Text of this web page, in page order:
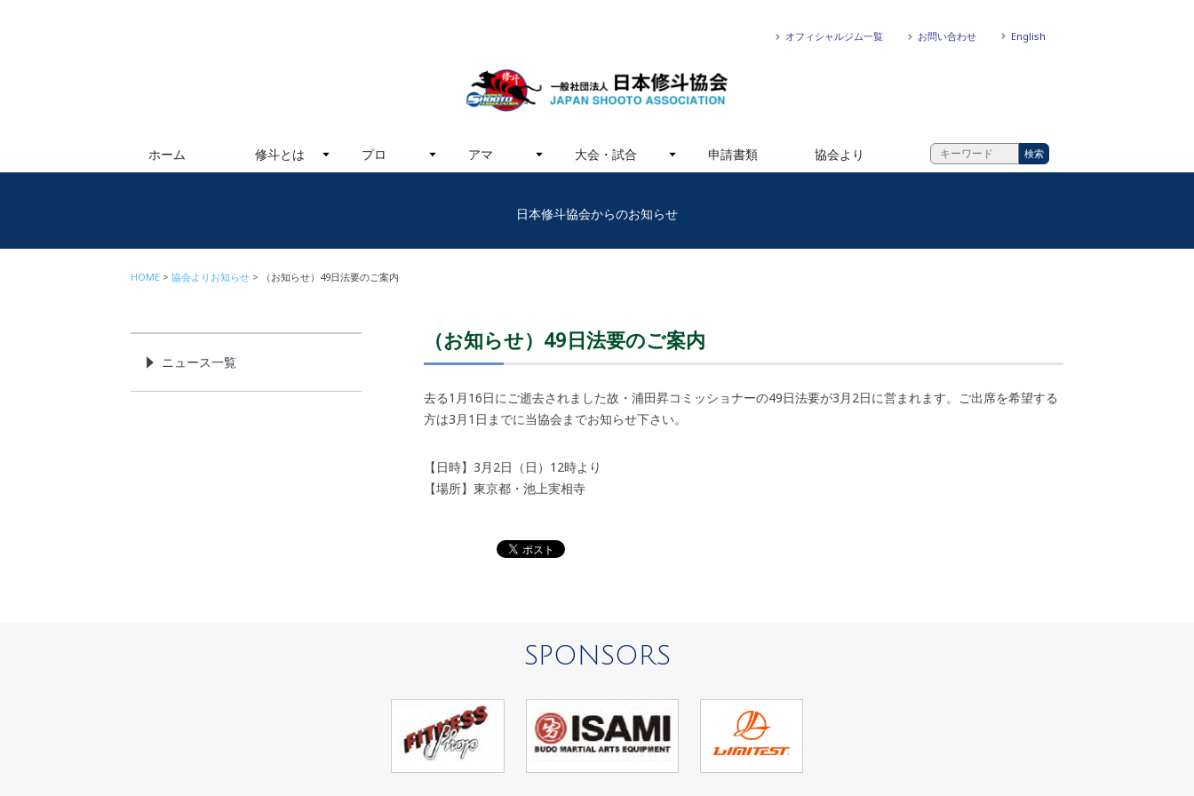
オフィシャルジム一覧 お問い合わせ English
ホーム 修斗とは プロ アマ 大会・試合 申請書類 協会より
日本修斗協会からのお知らせ
HOME 協会よりお知らせ （お知らせ）49日法要のご案内
（お知らせ）49日法要のご案内
去る1月16日にご逝去されました故・浦田昇コミッショナーの49日法要が3月2日に営まれます。ご出席を希望する
方は3月1日までに当協会までお知らせ下さい。
【日時】3月2日（日）12時より
【場所】東京都・池上実相寺
ニュース一覧
SPONSORS